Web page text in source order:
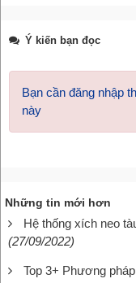
Ý kiến bạn đọc
Bạn cần đăng nhập
này
Những tin mới hơn
Hệ thống xích neo
(27/09/2022)
Top 3+ Phương